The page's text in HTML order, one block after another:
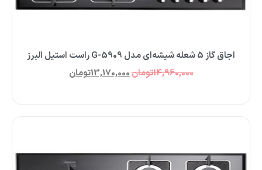
اجاق گاز 5 شعله شیشه‌ای مدل G-5909 راست استیل البرز
14,960,000تومان13,170,000تومان